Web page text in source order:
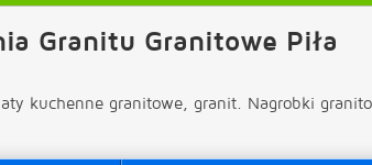
Granitu Granitowe Piła
kuchenne granitowe, granit. Nagrobki